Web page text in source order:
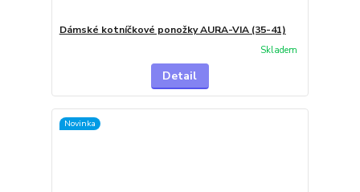
Dámské kotníčkové ponožky AURA-VIA (35-41)
Skladem
Detail
Novinka